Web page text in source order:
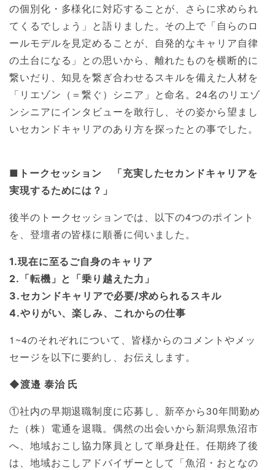
の個別化・多様化に対応することが、さらに求められ
てくるでしょう」と語りました。その上で「自らのロ
ールモデルを見定めることが、自発的なキャリア自律
の土台になる」との思いから、離れたものを横断的に
繋いだり、知見を繋ぎ合わせるスキルを備えた人材を
「リエゾン（＝繋ぐ）シニア」と命名。24名のリエゾ
ンシニアにインタビューを敢行し、その姿から望まし
いセカンドキャリアのあり方を探ったとの事でした。
■トークセッション 「充実したセカンドキャリアを
実現するためには？」
後半のトークセッションでは、以下の4つのポイント
を、登壇者の皆様に順番に伺いました。
1.現在に至るご自身のキャリア
2.「転機」と「乗り越えた力」
3.セカンドキャリアで必要/求められるスキル
4.やりがい、楽しみ、これからの仕事
1~4のそれぞれについて、皆様からのコメントやメッ
セージを以下に要約し、お伝えします。
◆渡邉 泰治 氏
①社内の早期退職制度に応募し、新卒から30年間勤め
た（株）電通を退職。偶然の出会いから新潟県魚沼市
へ、地域おこし協力隊員として単身赴任。任期終了後
は、地域おこしアドバイザーとして「魚沼・おとなの